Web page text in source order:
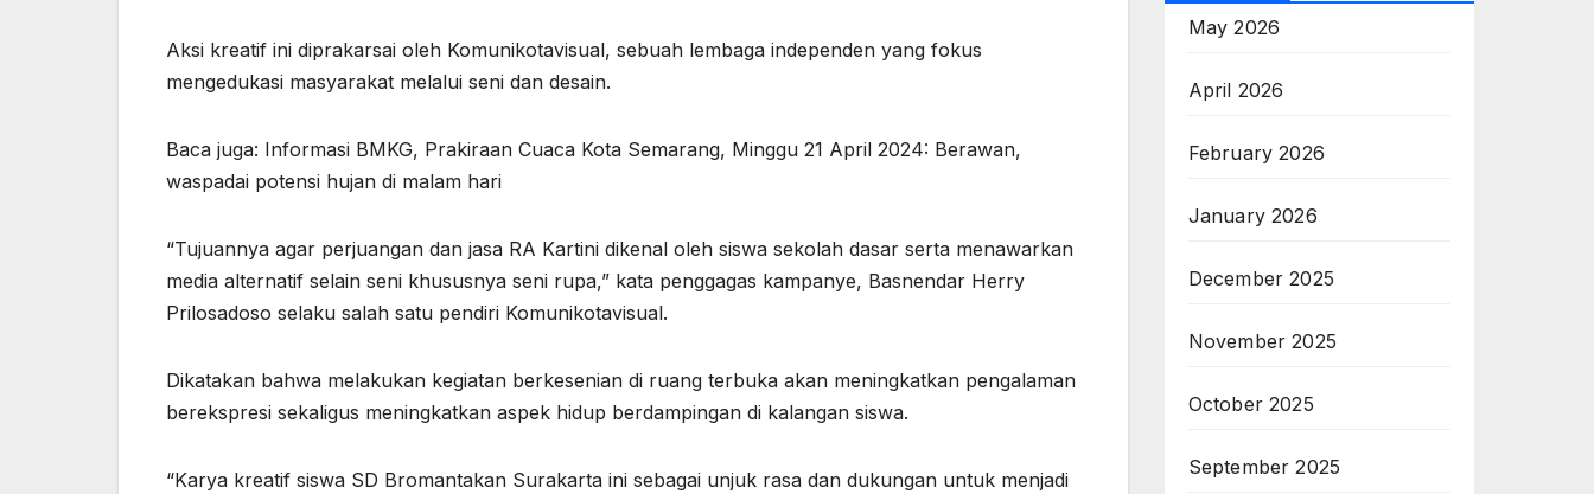
Aksi kreatif ini diprakarsai oleh Komunikotavisual, sebuah lembaga independen yang fokus
mengedukasi masyarakat melalui seni dan desain.
Baca juga: Informasi BMKG, Prakiraan Cuaca Kota Semarang, Minggu 21 April 2024: Berawan,
waspadai potensi hujan di malam hari
“Tujuannya agar perjuangan dan jasa RA Kartini dikenal oleh siswa sekolah dasar serta menawarkan
media alternatif selain seni khususnya seni rupa,” kata penggagas kampanye, Basnendar Herry
Prilosadoso selaku salah satu pendiri Komunikotavisual.
Dikatakan bahwa melakukan kegiatan berkesenian di ruang terbuka akan meningkatkan pengalaman
berekspresi sekaligus meningkatkan aspek hidup berdampingan di kalangan siswa.
“Karya kreatif siswa SD Bromantakan Surakarta ini sebagai unjuk rasa dan dukungan untuk menjadi
May 2026
April 2026
February 2026
January 2026
December 2025
November 2025
October 2025
September 2025